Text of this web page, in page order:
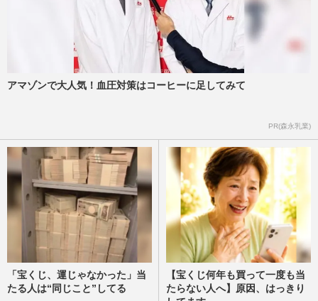
アマゾンで大人気！血圧対策はコーヒーに足してみて
PR(森永乳業)
「宝くじ、運じゃなかった」当
たる人は“同じこと”してる
【宝くじ何年も買って一度も当
たらない人へ】原因、はっきり